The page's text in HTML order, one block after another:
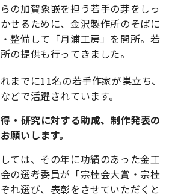
の加賀象嵌を担う若手の芽をしっ
せるために、金沢製作所のそばに
整備して「月浦工房」を開所。若
の提供も行ってきました。
までに11名の若手作家が巣立ち、
どで活躍されています。
得・研究に対する助成、制作発表の
願いします。
ては、その年に功績のあった金工
の選考委員が「宗桂会大賞・宗桂
れ選び、表彰をさせていただくと